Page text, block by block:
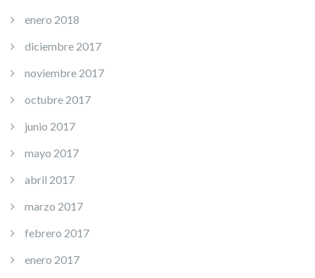
enero 2018
diciembre 2017
noviembre 2017
octubre 2017
junio 2017
mayo 2017
abril 2017
marzo 2017
febrero 2017
enero 2017